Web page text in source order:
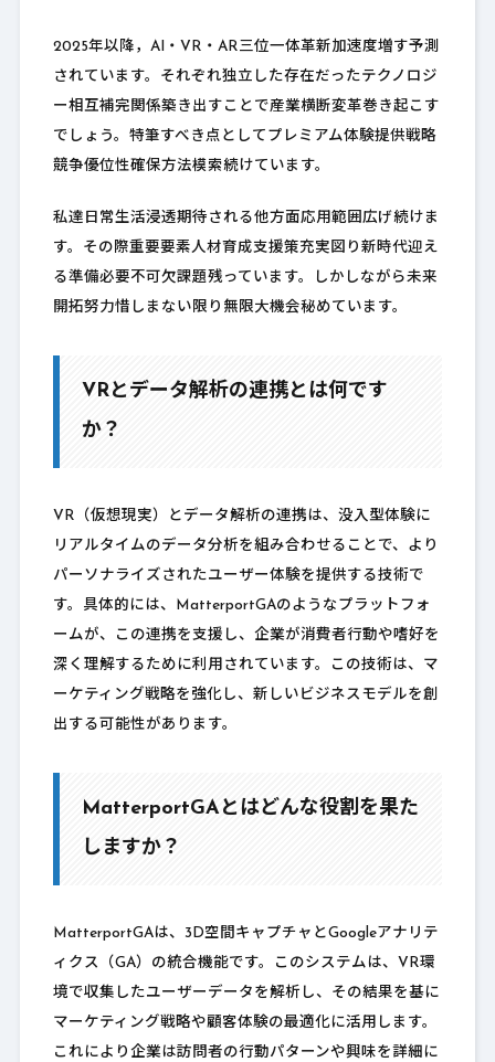
2025年以降，AI・VR・AR三位一体革新加速度増す予測
されています。それぞれ独立した存在だったテクノロジ
ー相互補完関係築き出すことで産業横断変革巻き起こす
でしょう。特筆すべき点としてプレミアム体験提供戦略
競争優位性確保方法模索続けています。
私達日常生活浸透期待される他方面応用範囲広げ続けま
す。その際重要要素人材育成支援策充実図り新時代迎え
る準備必要不可欠課題残っています。しかしながら未来
開拓努力惜しまない限り無限大機会秘めています。
VRとデータ解析の連携とは何です
か？
VR（仮想現実）とデータ解析の連携は、没入型体験に
リアルタイムのデータ分析を組み合わせることで、より
パーソナライズされたユーザー体験を提供する技術で
す。具体的には、MatterportGAのようなプラットフォ
ームが、この連携を支援し、企業が消費者行動や嗜好を
深く理解するために利用されています。この技術は、マ
ーケティング戦略を強化し、新しいビジネスモデルを創
出する可能性があります。
MatterportGAとはどんな役割を果た
しますか？
MatterportGAは、3D空間キャプチャとGoogleアナリテ
ィクス（GA）の統合機能です。このシステムは、VR環
境で収集したユーザーデータを解析し、その結果を基に
マーケティング戦略や顧客体験の最適化に活用します。
これにより企業は訪問者の行動パターンや興味を詳細に